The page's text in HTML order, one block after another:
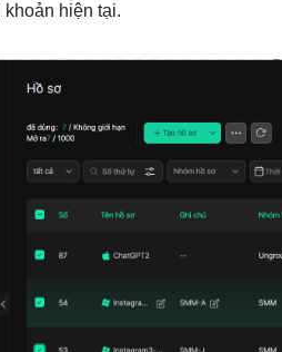
hiện tại.